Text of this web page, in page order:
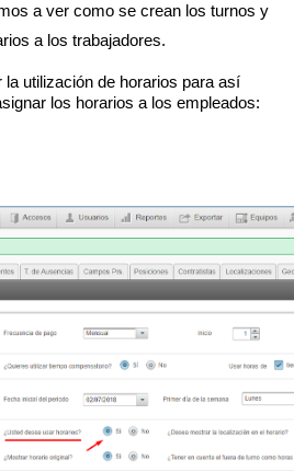
a ver como se crean los turnos y
a los trabajadores.
utilización de horarios para así
los horarios a los empleados: